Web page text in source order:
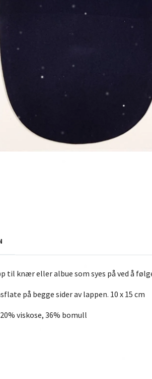
til knær eller albue som syes på ved å
på begge sider av lappen. 10 x 15 cm
viskose, 36% bomull